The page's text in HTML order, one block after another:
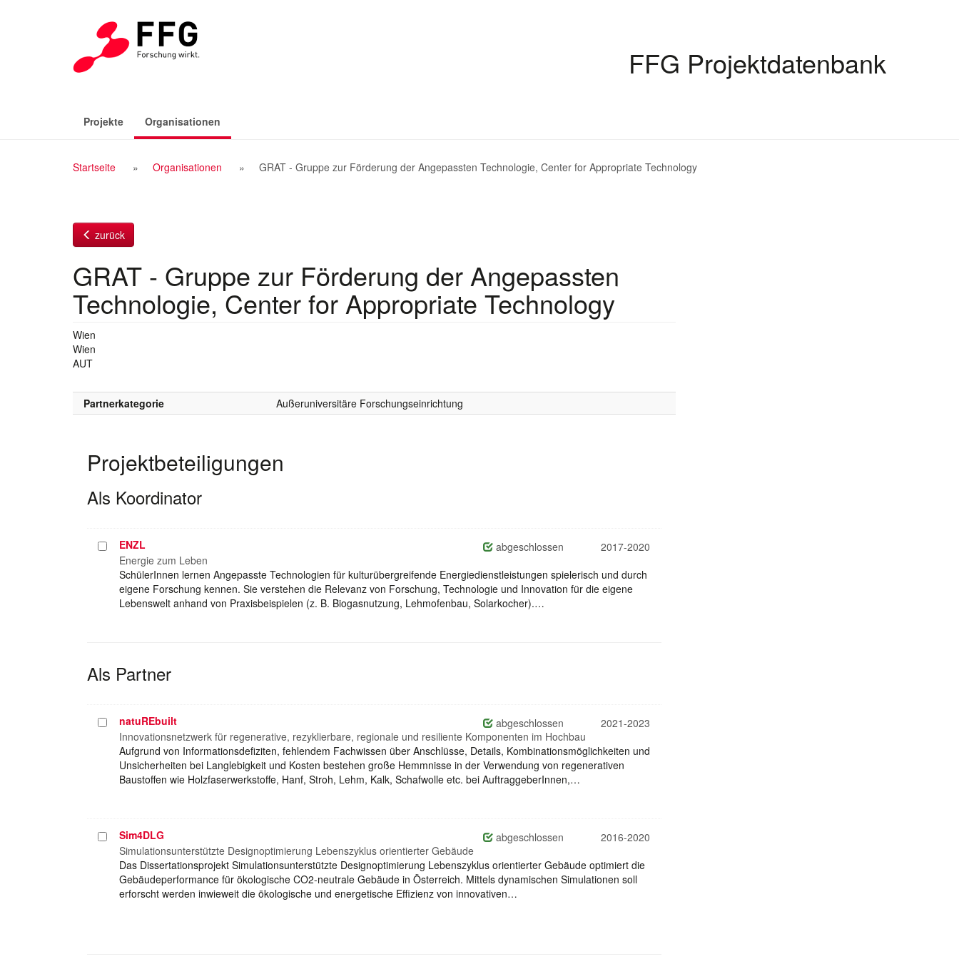
FFG Projektdatenbank
Projekte Organisationen
Breadcrumb
Startseite Organisationen GRAT - Gruppe zur Förderung der Angepassten Technologie, Center for Appropriate Technology
zurück
GRAT - Gruppe zur Förderung der Angepassten
Technologie, Center for Appropriate Technology
Wien
Wien
AUT
Partnerkategorie Außeruniversitäre Forschungseinrichtung
Projektbeteiligungen
Als Koordinator
Projekt
auswählen
ENZL abgeschlossen
2017-2020
Energie zum Leben
SchülerInnen lernen Angepasste Technologien für kulturübergreifende Energiedienstleistungen spielerisch und durch
eigene Forschung kennen. Sie verstehen die Relevanz von Forschung, Technologie und Innovation für die eigene
Lebenswelt anhand von Praxisbeispielen (z. B. Biogasnutzung, Lehmofenbau, Solarkocher).…
Als Partner
Projekt
auswählen
natuREbuilt abgeschlossen
2021-2023
Innovationsnetzwerk für regenerative, rezyklierbare, regionale und resiliente Komponenten im Hochbau
Aufgrund von Informationsdefiziten, fehlendem Fachwissen über Anschlüsse, Details, Kombinationsmöglichkeiten und
Unsicherheiten bei Langlebigkeit und Kosten bestehen große Hemmnisse in der Verwendung von regenerativen
Baustoffen wie Holzfaserwerkstoffe, Hanf, Stroh, Lehm, Kalk, Schafwolle etc. bei AuftraggeberInnen,…
Projekt
auswählen
Sim4DLG abgeschlossen
2016-2020
Simulationsunterstützte Designoptimierung Lebenszyklus orientierter Gebäude
Das Dissertationsprojekt Simulationsunterstützte Designoptimierung Lebenszyklus orientierter Gebäude optimiert die
Gebäudeperformance für ökologische CO2-neutrale Gebäude in Österreich. Mittels dynamischen Simulationen soll
erforscht werden inwieweit die ökologische und energetische Effizienz von innovativen…